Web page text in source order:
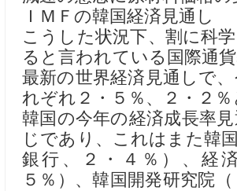
ＩＭＦの韓国経済見通し
こうした状況下、割に科
ると言われている国際通
最新の世界経済見通しで
れぞれ２・５％、２・２
韓国の今年の経済成長率
じであり、これはまた韓
銀行、２・４％）、経
５％）、韓国開発研究院